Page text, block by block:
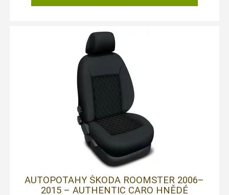
AUTOPOTAHY ŠKODA ROOMSTER 2006–
2015 – AUTHENTIC CARO HNĚDÉ